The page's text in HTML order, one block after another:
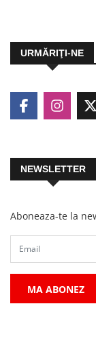
URMĂRIŢI-NE
NEWSLETTER
Aboneaza-te la
MA ABONEZ